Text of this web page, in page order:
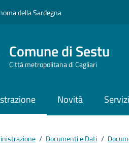
della Sardegna
Comune di Sestu
Città metropolitana di Cagliari
Novità
/ Documenti e Dati /